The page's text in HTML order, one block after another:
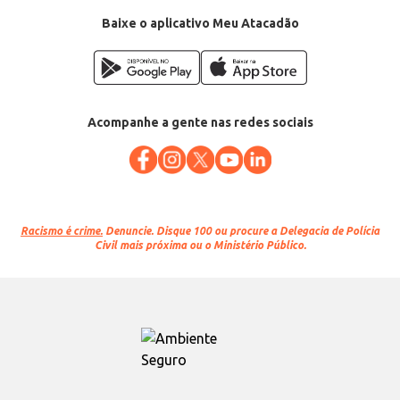
Baixe o aplicativo Meu Atacadão
Acompanhe a gente nas redes sociais
Racismo é crime. Denuncie. Disque 100 ou procure a Delegacia de Polícia
Civil mais próxima ou o Ministério Público.